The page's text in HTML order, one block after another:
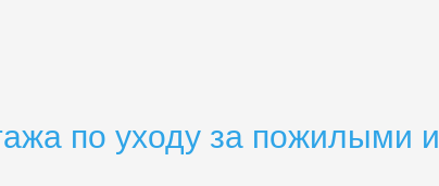
по уходу за пожилыми и